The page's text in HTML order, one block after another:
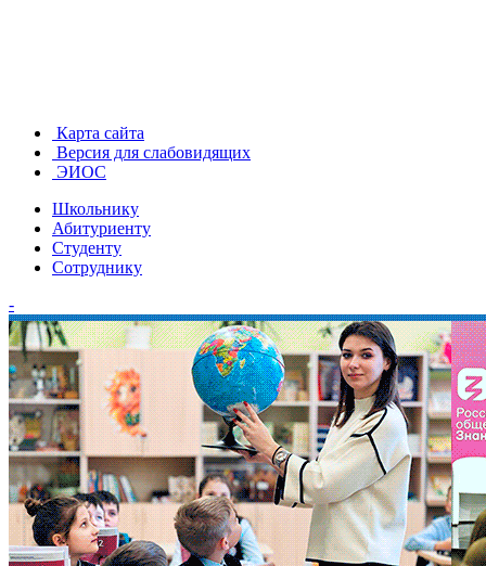
Карта сайта
Версия для слабовидящих
ЭИОС
Школьнику
Абитуриенту
Студенту
Сотруднику
-